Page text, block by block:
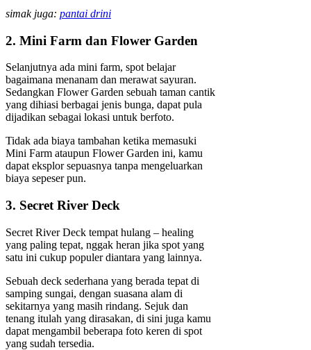
simak juga: pantai drini
2. Mini Farm dan Flower Garden
Selanjutnya ada mini farm, spot belajar
bagaimana menanam dan merawat sayuran.
Sedangkan Flower Garden sebuah taman cantik
yang dihiasi berbagai jenis bunga, dapat pula
dijadikan sebagai lokasi untuk berfoto.
Tidak ada biaya tambahan ketika memasuki
Mini Farm ataupun Flower Garden ini, kamu
dapat eksplor sepuasnya tanpa mengeluarkan
biaya sepeser pun.
3. Secret River Deck
Secret River Deck tempat hulang – healing
yang paling tepat, nggak heran jika spot yang
satu ini cukup populer diantara yang lainnya.
Sebuah deck sederhana yang berada tepat di
samping sungai, dengan suasana alam di
sekitarnya yang masih rindang. Sejuk dan
tenang itulah yang dirasakan, di sini juga kamu
dapat mengambil beberapa foto keren di spot
yang sudah tersedia.